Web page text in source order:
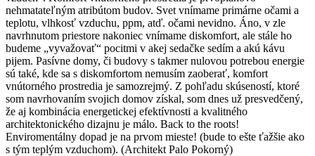
nehmatateľným atribútom budov. Svet vnímame primárne očami a
teplotu, vlhkosť vzduchu, ppm, atď. očami nevidno. Áno, v zle
navrhnutom priestore nakoniec vnímame diskomfort, ale stále ho
budeme „vyvažovať“ pocitmi v akej sedačke sedím a akú kávu
pijem. Pasívne domy, či budovy s takmer nulovou potrebou energie
sú také, kde sa s diskomfortom nemusím zaoberať, komfort
vnútorného prostredia je samozrejmý. Z pohľadu skúseností, ktoré
som navrhovaním svojich domov získal, som dnes už presvedčený,
že aj kombinácia energetickej efektívnosti a kvalitného
architektonického dizajnu je málo. Back to the roots!
Enviromentálny dopad je na prvom mieste! (bude to ešte ťažšie ako
s tým teplým vzduchom). (Architekt Palo Pokorný)